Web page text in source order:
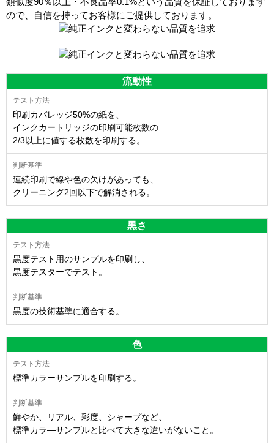
ので、自信を持ってお客様にご提供しております。
流動性
印刷カバレッジ50%の紙を、
インクカートリッジの印刷可能枚数の
2/3以上に値する枚数を印刷する。
連続印刷で線や色の欠けがあっても、
クリーニング2回以下で解消される。
黒さ
黒度テスト用のサンプルを印刷し、
黒度テスターでテスト。
黒度の技術基準に適合する。
色
標準カラーサンプルを印刷する。
鮮やか、リアル、彩度、シャープなど、
標準カラ―サンプルと比べて大きな違いがないこと。